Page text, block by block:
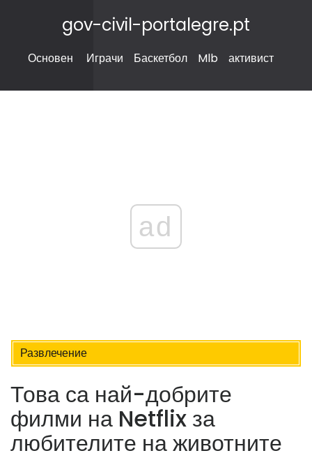
gov-civil-portalegre.pt
Основен Играчи Баскетбол Mlb активист
ad
Развлечение
Това са най-добрите
филми на Netflix за
любителите на животните